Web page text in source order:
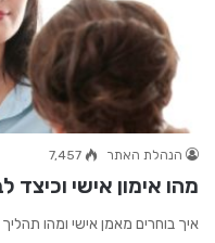
הנהלת האתר 7,457
מהו אימון אישי וכיצד
איך בוחרים מאמן אישי ומהו